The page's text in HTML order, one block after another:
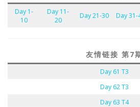
Day 1-
10
Day 11-
20
Day 21-30 Day 31-
友情链接 第7
Day 61 T3
Day 62 T3
Day 63 T4